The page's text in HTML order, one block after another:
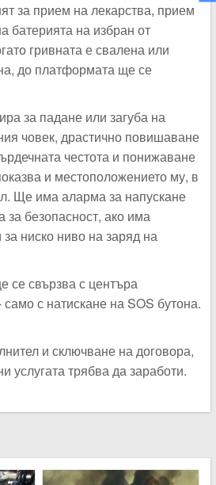
за прием на лекарства, прием
батерията на избран от
гривната е свалена или
до платформата ще се
за падане или загуба на
човек, драстично повишаване
честота и понижаване
и местоположението му, в
Ще има аларма за напускане
за безопасност, ако има
ниско ниво на заряд на
се свързва с центъра
с натискане на SOS бутона.
и сключване на договора,
услугата трябва да заработи.